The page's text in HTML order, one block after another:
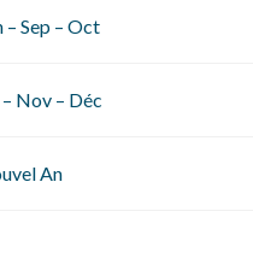
– Sep – Oct
Nov – Déc
An